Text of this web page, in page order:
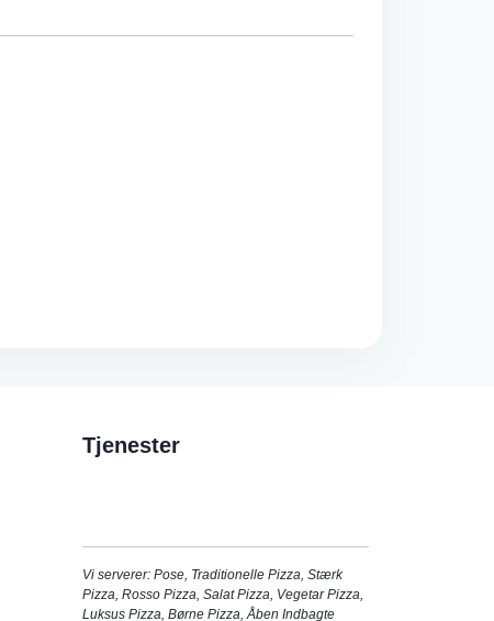
Tjenester
Vi serverer: Pose, Traditionelle Pizza, Stærk
Pizza, Rosso Pizza, Salat Pizza, Vegetar Pizza,
Luksus Pizza, Børne Pizza,Åben Indbagte